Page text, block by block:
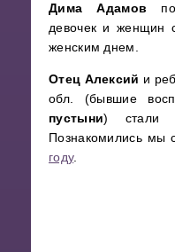
Дима Адамов
девочек и женщин
женским днем.
Отец Алексий и
обл. (бывшие
пустыни) стали
Познакомились мы
году.